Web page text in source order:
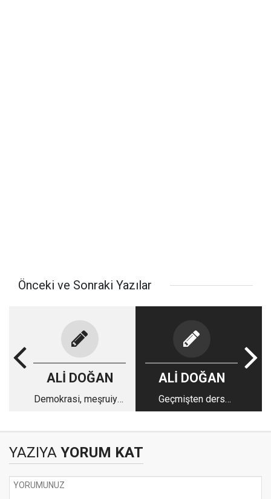
Önceki ve Sonraki Yazılar
ALİ DOĞAN
Demokrasi, meşruiyet
ALİ DOĞAN
Geçmişten ders
çıkarmak
YAZIYA YORUM KAT